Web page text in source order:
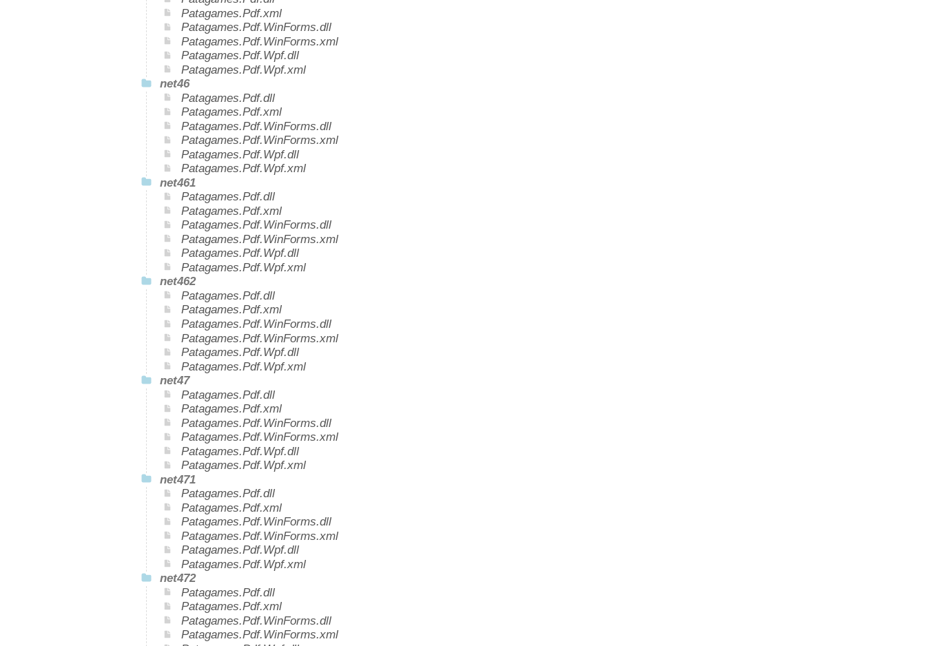
Patagames.Pdf.xml
Patagames.Pdf.WinForms.dll
Patagames.Pdf.WinForms.xml
Patagames.Pdf.Wpf.dll
Patagames.Pdf.Wpf.xml
net46
Patagames.Pdf.dll
Patagames.Pdf.xml
Patagames.Pdf.WinForms.dll
Patagames.Pdf.WinForms.xml
Patagames.Pdf.Wpf.dll
Patagames.Pdf.Wpf.xml
net461
Patagames.Pdf.dll
Patagames.Pdf.xml
Patagames.Pdf.WinForms.dll
Patagames.Pdf.WinForms.xml
Patagames.Pdf.Wpf.dll
Patagames.Pdf.Wpf.xml
net462
Patagames.Pdf.dll
Patagames.Pdf.xml
Patagames.Pdf.WinForms.dll
Patagames.Pdf.WinForms.xml
Patagames.Pdf.Wpf.dll
Patagames.Pdf.Wpf.xml
net47
Patagames.Pdf.dll
Patagames.Pdf.xml
Patagames.Pdf.WinForms.dll
Patagames.Pdf.WinForms.xml
Patagames.Pdf.Wpf.dll
Patagames.Pdf.Wpf.xml
net471
Patagames.Pdf.dll
Patagames.Pdf.xml
Patagames.Pdf.WinForms.dll
Patagames.Pdf.WinForms.xml
Patagames.Pdf.Wpf.dll
Patagames.Pdf.Wpf.xml
net472
Patagames.Pdf.dll
Patagames.Pdf.xml
Patagames.Pdf.WinForms.dll
Patagames.Pdf.WinForms.xml